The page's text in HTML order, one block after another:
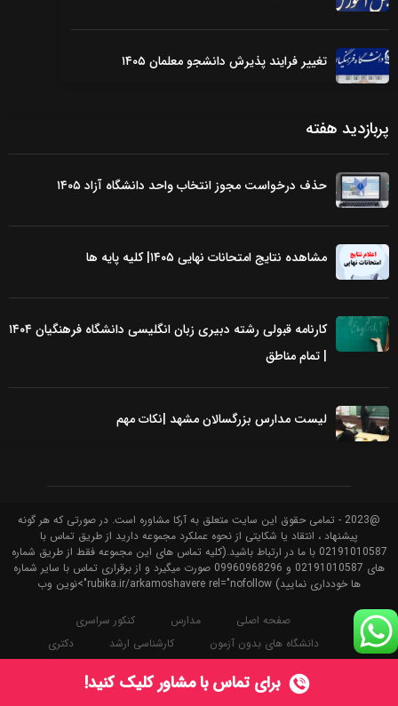
تغییر فرایند پذیرش دانشجو معلمان ۱۴۰۵
پربازدید هفته
حذف درخواست مجوز انتخاب واحد دانشگاه آزاد ۱۴۰۵
مشاهده نتایج امتحانات نهایی ۱۴۰۵| کلیه پایه ها
کارنامه قبولی رشته دبیری زبان انگلیسی دانشگاه فرهنگیان ۱۴۰۴
| تمام مناطق
لیست مدارس بزرگسالان مشهد |نکات مهم
@2023 - تمامی حقوق این سایت متعلق به آرکا مشاوره است. در صورتی که هر گونه
پیشنهاد ، انتقاد یا شکایتی از نحوه عملکرد مجموعه دارید از طریق تماس با
02191010587 با ما در ارتباط باشید.(کلیه تماس های این مجموعه فقط از طریق شماره
های 02191010587 و 09960968296 صورت میگیرد و از برقراری تماس با سایر شماره
ها خودداری نمایید) rubika.ir/arkamoshavere rel="nofollow">نوین وب
صفحه اصلی مدارس
کنکور سراسری
دانشگاه های بدون آزمون
کارشناسی ارشد
دکتری
محصولات
حساب کاربری برایتماس با مشاورکلیک کنید!